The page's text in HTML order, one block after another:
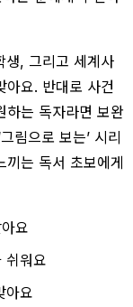
생, 그리고 세계사
아요. 반대로 사건
하는 독자라면 보완
림으로 보는’ 시리
끼는 독서 초보에게
요
쉬워요
아요